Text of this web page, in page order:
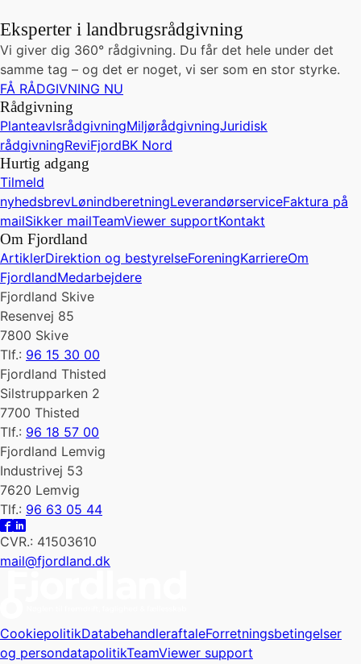
Eksperter i landbrugsrådgivning
Vi giver dig 360° rådgivning. Du får det hele under det
samme tag – og det er noget, vi ser som en stor styrke.
FÅ RÅDGIVNING NU
Rådgivning
PlanteavlsrådgivningMiljørådgivningJuridisk
rådgivningReviFjordBK Nord
Hurtig adgang
Tilmeld
nyhedsbrevLønindberetningLeverandørserviceFaktura på
mailSikker mailTeamViewer supportKontakt
Om Fjordland
ArtiklerDirektion og bestyrelseForeningKarriereOm
FjordlandMedarbejdere
Fjordland Skive
Resenvej 85
7800 Skive
Tlf.: 96 15 30 00
Fjordland Thisted
Silstrupparken 2
7700 Thisted
Tlf.: 96 18 57 00
Fjordland Lemvig
Industrivej 53
7620 Lemvig
Tlf.: 96 63 05 44
CVR.: 41503610
mail@fjordland.dk
CookiepolitikDatabehandleraftaleForretningsbetingelser
og persondatapolitikTeamViewer support